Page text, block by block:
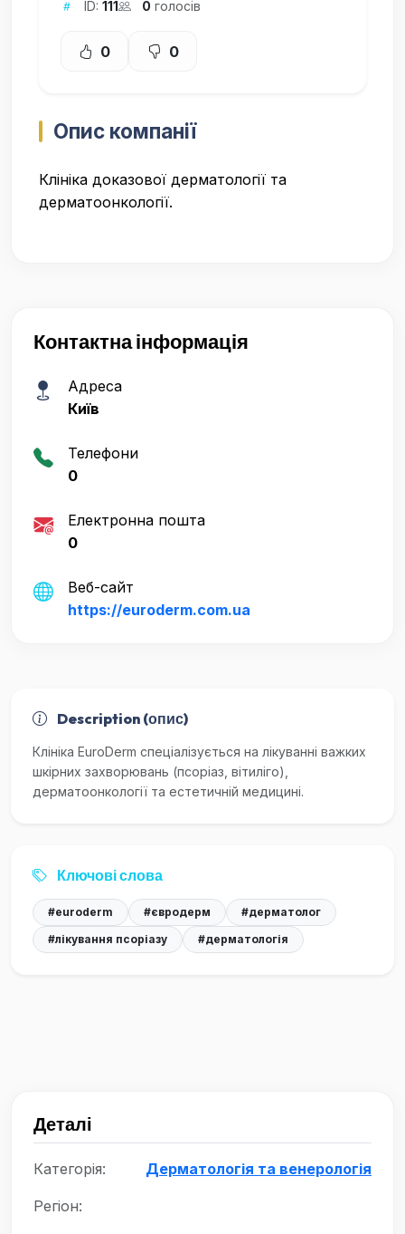
ID: 111 0 голосів
0 0
Опис компанії
Клініка доказової дерматології та
дерматоонкології.
Контактна інформація
Адреса
Київ
Телефони
0
Електронна пошта
0
Веб-сайт
https://euroderm.com.ua
Description (опис)
Клініка EuroDerm спеціалізується на лікуванні важких
шкірних захворювань (псоріаз, вітиліго),
дерматоонкології та естетичній медицині.
Ключові слова
#euroderm #євродерм
#дерматолог
#лікування псоріазу
#дерматологія
Деталі
Категорія: Дерматологія та венерологія
Регіон: